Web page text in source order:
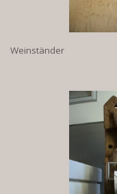
Weinständer